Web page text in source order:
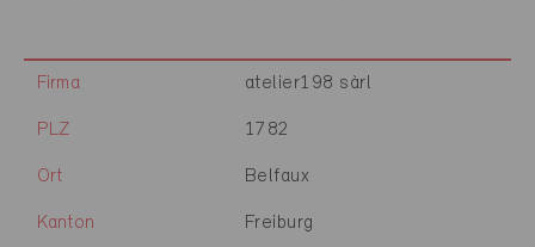
Firma atelier198 sàrl
PLZ 1782
Ort Belfaux
Kanton Freiburg